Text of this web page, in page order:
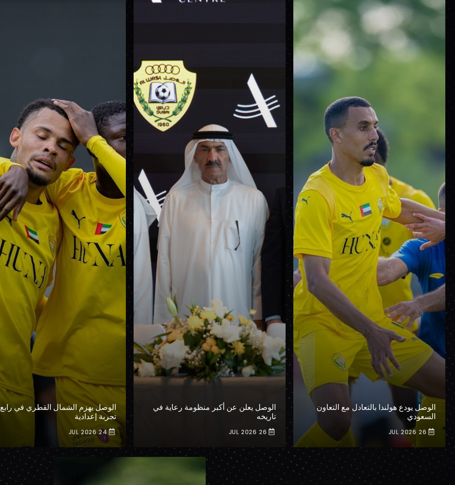
الوصل يودع هولندا بالتعادل مع التعاون
السعودي
26 JUL 2026
الوصل يعلن عن أكبر منظومة رعاية في
تاريخه
26 JUL 2026
الوصل يهزم الشمال القطري في رابع
تجربة إعدادية
24 JUL 2026